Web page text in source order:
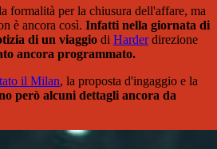
formalità per la chiusura dell'affare, ma
è ancora così. Infatti nella giornata di
di un viaggio di Harderdirezione
ancora programmato.
il Milan, la proposta d'ingaggio e la
però alcuni dettagli ancora da